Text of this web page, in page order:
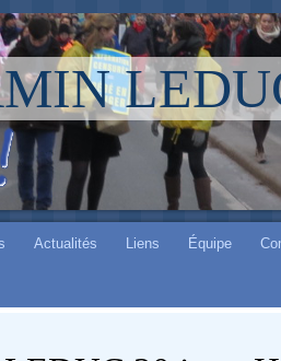
Actualités Liens Équipe